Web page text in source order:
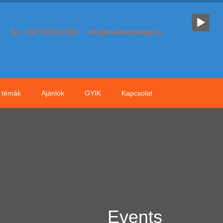
Tel.: +36 70 251 0152 info@mostkozosseg.hu
témák Ajánlók GYIK Kapcsolat
Events